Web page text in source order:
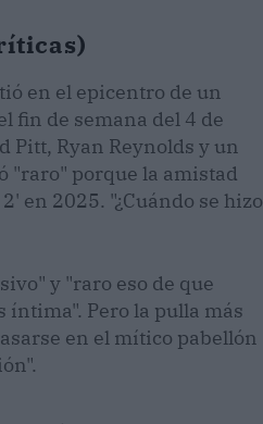
en el epicentro de un
fin de semana del 4 de
Pitt, Ryan Reynolds y un
"raro" porque la amistad
en 2025. "¿Cuándo se hizo
y "raro eso de que
íntima". Pero la pulla más
en el mítico pabellón